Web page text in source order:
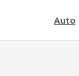
Auto